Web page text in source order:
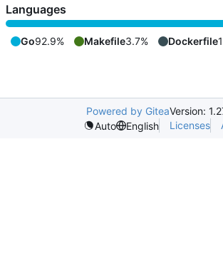
Languages
Go92.9% Makefile3.7% Dockerfile
Powered by GiteaVersion:
Auto
English Licenses